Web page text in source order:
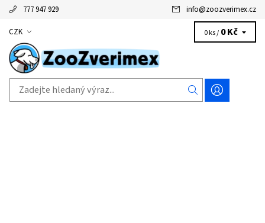
777 947 929 info@zoozverimex.cz
CZK 0 ks / 0 Kč